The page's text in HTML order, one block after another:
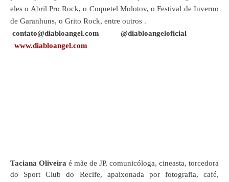
eles o Abril Pro Rock, o Coquetel Molotov, o Festival de Inverno
de Garanhuns, o Grito Rock, entre outros .
contato@diabloangel.com @diabloangeloficial
www.diabloangel.com
Taciana Oliveira é mãe de JP, comunicóloga, cineasta, torcedora
do Sport Club do Recife, apaixonada por fotografia, café,